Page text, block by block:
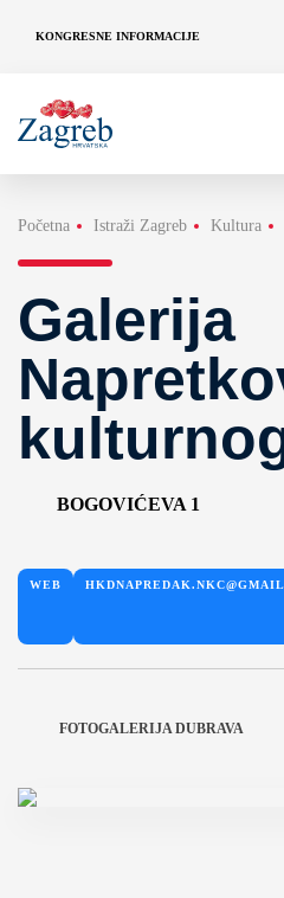
KONGRESNE INFORMACIJE
Početna Istraži Zagreb Kultura
Galerija
BOGOVIĆEVA 1
WEB
FOTOGALERIJA DUBRAVA